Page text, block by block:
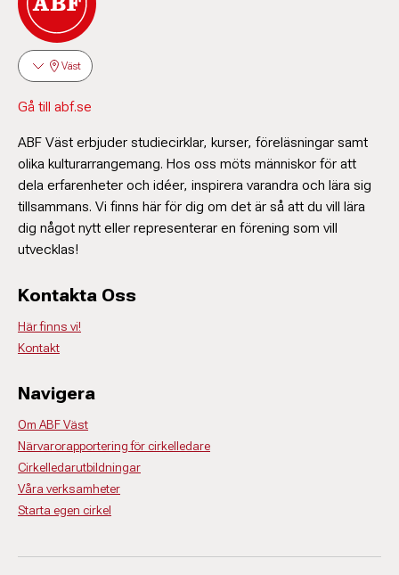
Väst
Gå till abf.se
ABF Väst erbjuder studiecirklar, kurser, föreläsningar samt
olika kulturarrangemang. Hos oss möts människor för att
dela erfarenheter och idéer, inspirera varandra och lära sig
tillsammans. Vi finns här för dig om det är så att du vill lära
dig något nytt eller representerar en förening som vill
utvecklas!
Kontakta Oss
Här finns vi!
Kontakt
Navigera
Om ABF Väst
Närvarorapportering för cirkelledare
Cirkelledarutbildningar
Våra verksamheter
Starta egen cirkel